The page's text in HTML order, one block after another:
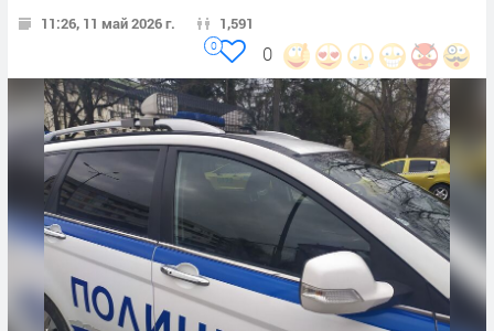
11:26, 11 май 2026 г. 1,591
0
0